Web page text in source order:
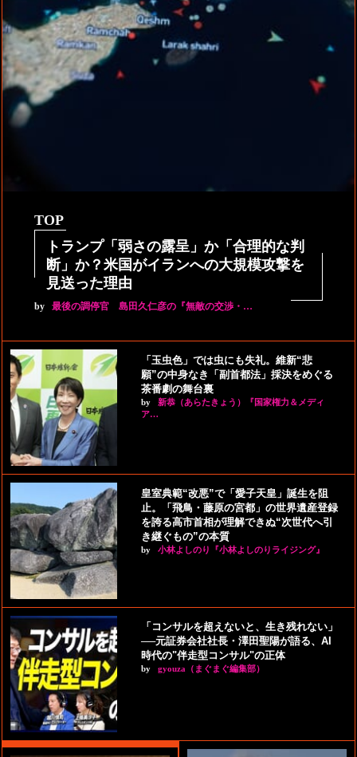
TOP
トランプ「弱さの露呈」か「合理的な判
断」か？米国がイランへの大規模攻撃を
見送った理由
by 最後の調停官 島田久仁彦の『無敵の交渉・…
「玉虫色」では虫にも失礼。維新“悲
願”の中身なき「副首都法」採決をめぐる
茶番劇の舞台裏
by
新恭（あらたきょう）『国家権力＆メディ
ア…
皇室典範“改悪”で「愛子天皇」誕生を阻
止。「飛鳥・藤原の宮都」の世界遺産登録
を誇る高市首相が理解できぬ“次世代へ引
き継ぐもの”の本質
by 小林よしのり『小林よしのりライジング』
「コンサルを超えないと、生き残れない」
──元証券会社社長・澤田聖陽が語る、AI
時代の"伴走型コンサル"の正体
by gyouza（まぐまぐ編集部）